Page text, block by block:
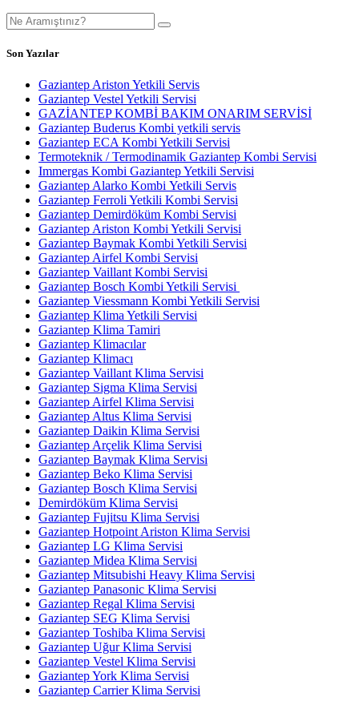
Son Yazılar
Gaziantep Ariston Yetkili Servis
Gaziantep Vestel Yetkili Servisi
GAZİANTEP KOMBİ BAKIM ONARIM SERVİSİ
Gaziantep Buderus Kombi yetkili servis
Gaziantep ECA Kombi Yetkili Servisi
Termoteknik / Termodinamik Gaziantep Kombi Servisi
Immergas Kombi Gaziantep Yetkili Servisi
Gaziantep Alarko Kombi Yetkili Servis
Gaziantep Ferroli Yetkili Kombi Servisi
Gaziantep Demirdöküm Kombi Servisi
Gaziantep Ariston Kombi Yetkili Servisi
Gaziantep Baymak Kombi Yetkili Servisi
Gaziantep Airfel Kombi Servisi
Gaziantep Vaillant Kombi Servisi
Gaziantep Bosch Kombi Yetkili Servisi
Gaziantep Viessmann Kombi Yetkili Servisi
Gaziantep Klima Yetkili Servisi
Gaziantep Klima Tamiri
Gaziantep Klimacılar
Gaziantep Klimacı
Gaziantep Vaillant Klima Servisi
Gaziantep Sigma Klima Servisi
Gaziantep Airfel Klima Servisi
Gaziantep Altus Klima Servisi
Gaziantep Daikin Klima Servisi
Gaziantep Arçelik Klima Servisi
Gaziantep Baymak Klima Servisi
Gaziantep Beko Klima Servisi
Gaziantep Bosch Klima Servisi
Demirdöküm Klima Servisi
Gaziantep Fujitsu Klima Servisi
Gaziantep Hotpoint Ariston Klima Servisi
Gaziantep LG Klima Servisi
Gaziantep Midea Klima Servisi
Gaziantep Mitsubishi Heavy Klima Servisi
Gaziantep Panasonic Klima Servisi
Gaziantep Regal Klima Servisi
Gaziantep SEG Klima Servisi
Gaziantep Toshiba Klima Servisi
Gaziantep Uğur Klima Servisi
Gaziantep Vestel Klima Servisi
Gaziantep York Klima Servisi
Gaziantep Carrier Klima Servisi